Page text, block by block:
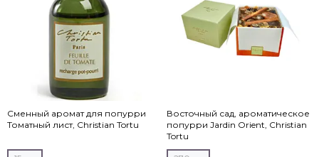
Сменный аромат для попурри
Томатный лист, Christian Tortu
Восточный сад, ароматическое
попурри Jardin Orient, Christian
Tortu